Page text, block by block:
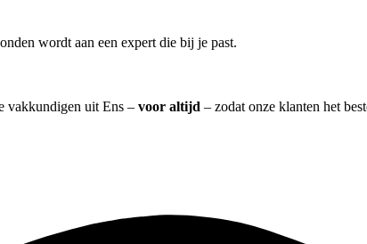
wordt aan een expert die bij je past.
vakkundigen uit Ens – voor altijd – zodat onze klanten het